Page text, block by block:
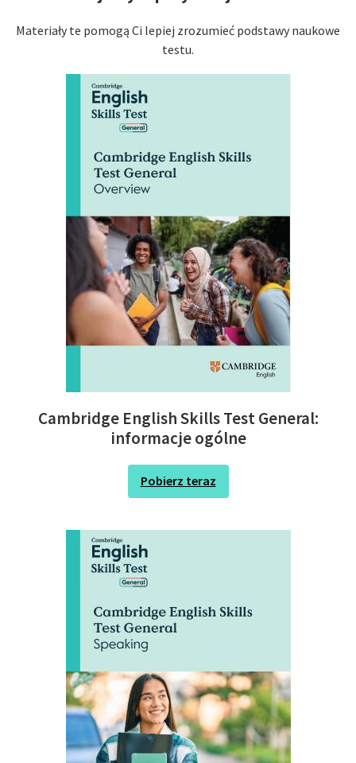
Materiały te pomogą Ci lepiej zrozumieć podstawy naukowe
testu.
Cambridge English Skills Test General:
informacje ogólne
Pobierz teraz